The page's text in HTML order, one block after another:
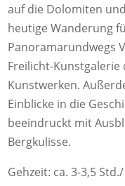
auf die Dolomiten
heutige Wanderung
Panoramarundwegs
Freilicht-
Kunstwerken.
Einblicke in die
beeindruckt mit
Bergkulisse.
Gehzeit: ca. 3-3,5